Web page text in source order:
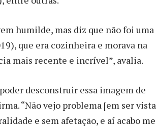
humilde, mas diz que não foi uma
que era cozinheira e morava na
mais recente e incrível”, avalia.
desconstruir essa imagem de
“Não vejo problema [em ser vista
e sem afetação, e aí acabo me